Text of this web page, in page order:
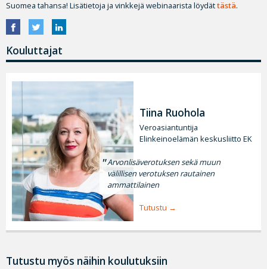
Suomea tahansa! Lisätietoja ja vinkkejä webinaarista löydättästä.
Kouluttajat
Tiina Ruohola
Veroasiantuntija
Elinkeinoelämän keskusliitto EK
Arvonlisäverotuksen sekä muun
välillisen verotuksen rautainen
ammattilainen
Tutustu
Tutustu myös näihin koulutuksiin